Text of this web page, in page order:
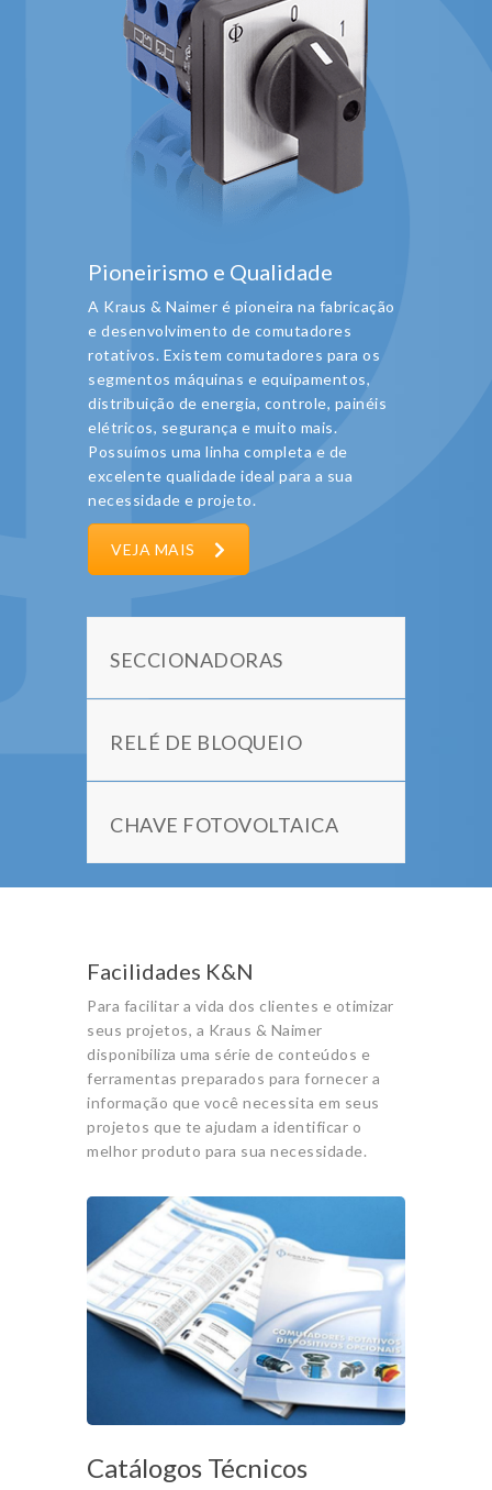
Pioneirismo e Qualidade
A Kraus & Naimer é pioneira na fabricação
e desenvolvimento de comutadores
rotativos. Existem comutadores para os
segmentos máquinas e equipamentos,
distribuição de energia, controle, painéis
elétricos, segurança e muito mais.
Possuímos uma linha completa e de
excelente qualidade ideal para a sua
necessidade e projeto.
VEJA MAIS
SECCIONADORAS
RELÉ DE BLOQUEIO
CHAVE FOTOVOLTAICA
Facilidades K&N
Para facilitar a vida dos clientes e otimizar
seus projetos, a Kraus & Naimer
disponibiliza uma série de conteúdos e
ferramentas preparados para fornecer a
informação que você necessita em seus
projetos que te ajudam a identificar o
melhor produto para sua necessidade.
Catálogos Técnicos